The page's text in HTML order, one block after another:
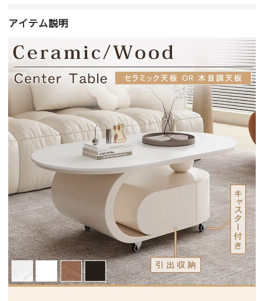
アイテム説明